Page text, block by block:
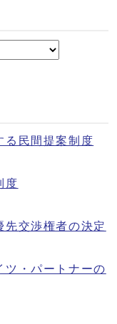
る民間提案制度
度
先交渉権者の決定
ツ・パートナーの